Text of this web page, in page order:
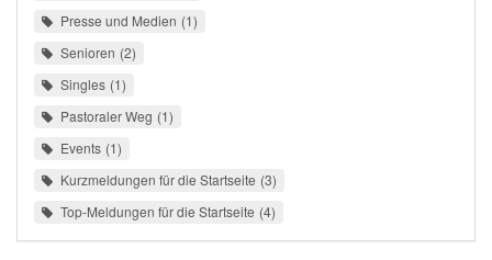
Presse und Medien 1
Senioren 2
Singles 1
Pastoraler Weg 1
Events 1
Kurzmeldungen für die Startseite 3
Top-Meldungen für die Startseite 4